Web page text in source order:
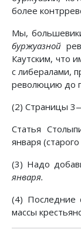
более
Мы,
буржуазной
Каутским, что
с либералами,
революцию до
(2) Страницы
Статья
января
(3) Надо
января.
(4) Последние
массы